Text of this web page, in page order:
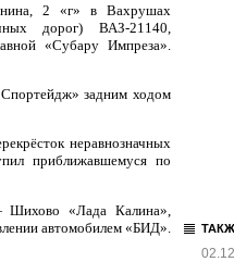
2 «г» в Вахрушах
дорог) ВАЗ-21140,
«Субару Импреза».
задним ходом
неравнозначных
приближавшемуся по
«Лада Калина»,
автомобилем «БИД».